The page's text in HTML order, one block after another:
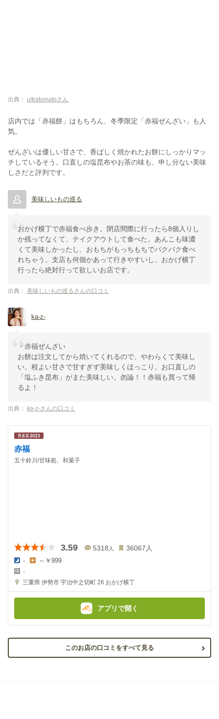
出典： ultratomatoさん
店内では「赤福餅」はもちろん、冬季限定「赤福ぜんざい」も人
気。
ぜんざいは優しい甘さで、香ばしく焼かれたお餅にしっかりマッ
チしているそう。口直しの塩昆布やお茶の味も、申し分ない美味
しさだと評判です。
美味しいもの巡る
おかげ横丁で赤福食べ歩き。閉店間際に行ったら8個入りし
か残ってなくて、テイクアウトして食べた。あんこも味濃
くて美味しかったし、おもちがもっちもちでパクパク食べ
れちゃう。支店も何個かあって行きやすいし、おかげ横丁
行ったら絶対行って欲しいお店です。
出典： 美味しいもの巡るさんの口コミ
ka-z-
・赤福ぜんざい
お餅は注文してから焼いてくれるので、やわらくて美味し
い。程よい甘さで甘すぎず美味しくほっこり。お口直しの
「塩ふき昆布」がまた美味しい。勿論！！赤福も買って帰
るよ！
出典： ka-z-さんの口コミ
赤福
五十鈴川/甘味処、和菓子
3.59 5318 人 36067人
夜
の
金
-
金
額
～￥999
-
三重県 伊勢市 宇治中之切町 26 おかげ横丁
アプリで開く
このお店の口コミをすべて見る